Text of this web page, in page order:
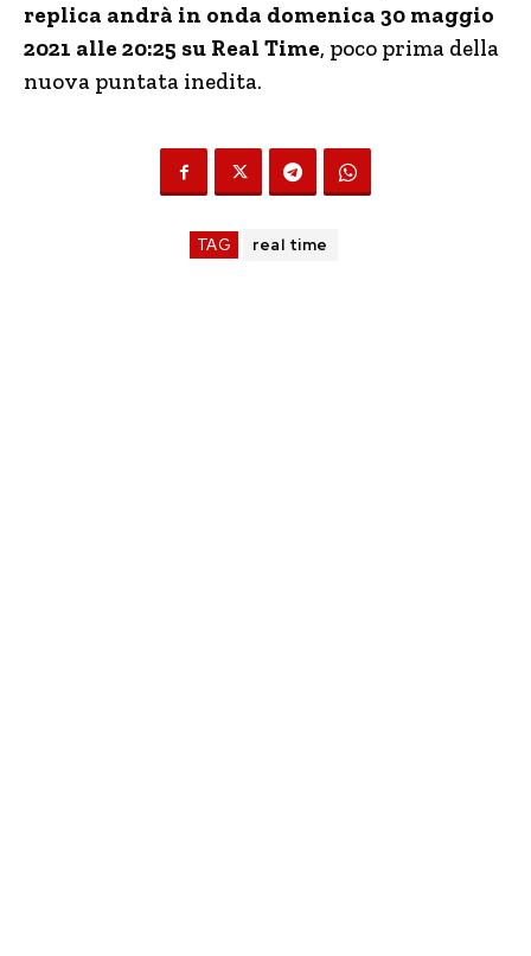
replica andrà in onda domenica 30 maggio
2021 alle 20:25 su Real Time, poco prima della
nuova puntata inedita.
TAG real time